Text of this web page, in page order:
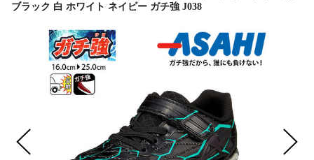
ブラック 白 ホワイト ネイビー ガチ強 J038